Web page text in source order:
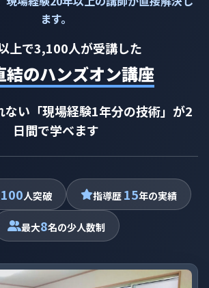
ます。
上で3,100人が受講した
結のハンズオン講座
ない「現場経験1年分の技術」が2
日間で学べます
人突破 指導歴 15年の実績
最大8名の少人数制